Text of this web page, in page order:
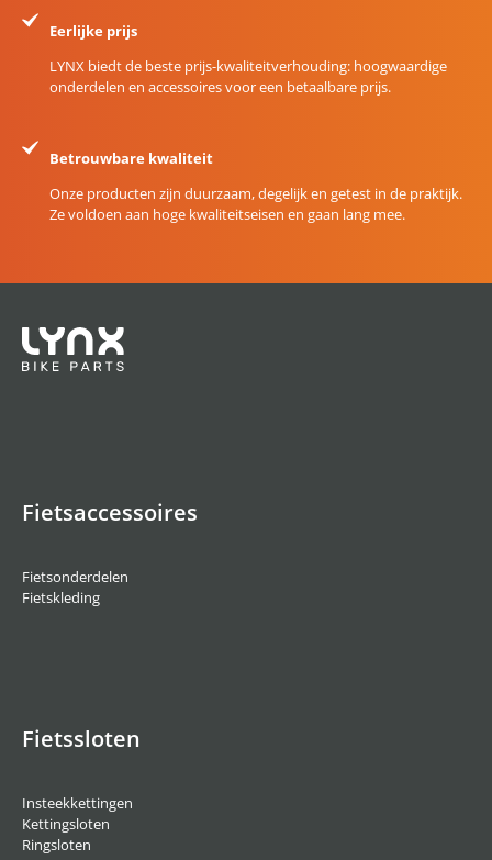
Eerlijke prijs
LYNX biedt de beste prijs-kwaliteitverhouding: hoogwaardige
onderdelen en accessoires voor een betaalbare prijs.
Betrouwbare kwaliteit
Onze producten zijn duurzaam, degelijk en getest in de praktijk.
Ze voldoen aan hoge kwaliteitseisen en gaan lang mee.
Fietsaccessoires
Fietsonderdelen
Fietskleding
Fietssloten
Insteekkettingen
Kettingsloten
Ringsloten